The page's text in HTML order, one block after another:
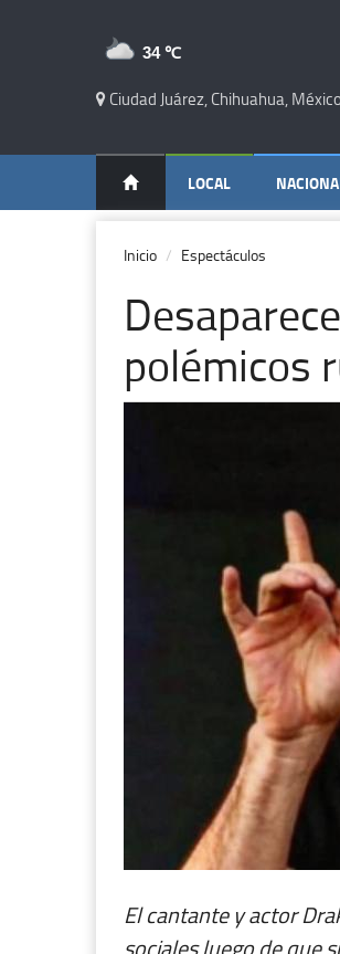
34 ℃
Ciudad Juárez, Chihuahua,
LOCAL
Inicio Espectáculos
polémicos
El cantante y actor
sociales luego de que